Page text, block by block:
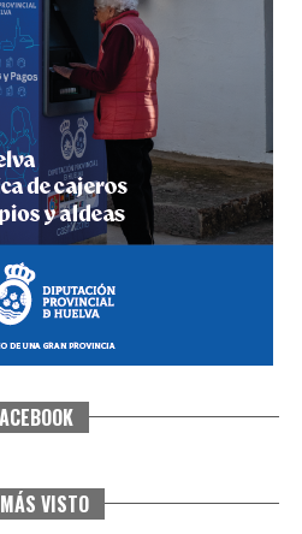
COLOMBINAS 2026
FIESTAS COLOMBINAS
VISTO